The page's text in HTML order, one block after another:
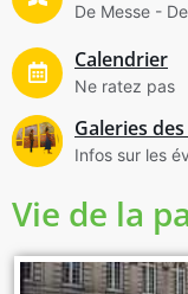
De Messe -
Calendrier
Ne ratez pas
Galeries
Infos sur les
Vie de la